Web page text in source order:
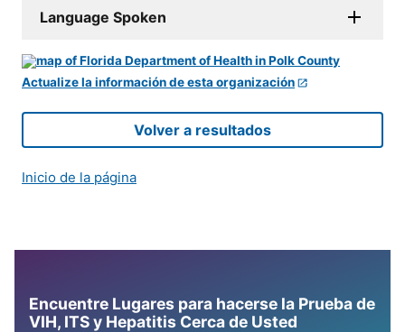
Language Spoken
Actualize la información de esta organización
Volver a resultados
Inicio de la página
Encuentre Lugares para hacerse la Prueba de
VIH, ITS y Hepatitis Cerca de Usted